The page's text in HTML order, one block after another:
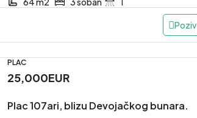
Poziv
PLAC
25,000EUR
Plac 107ari, blizu Devojačkog bunara.